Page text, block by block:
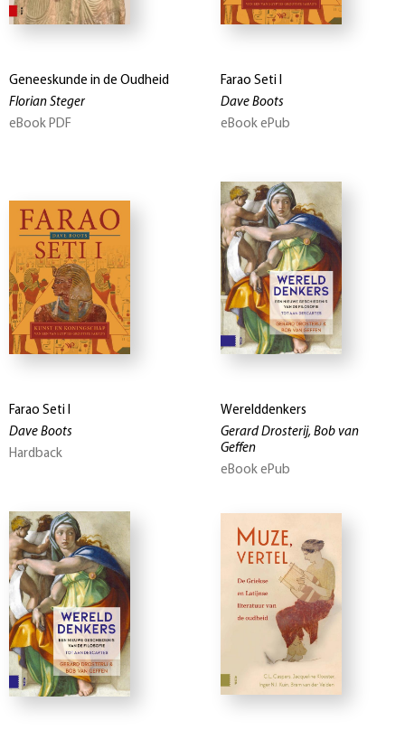
Geneeskunde in de Oudheid
Florian Steger
eBook PDF
Farao Seti I
Dave Boots
eBook ePub
Farao Seti I
Dave Boots
Hardback
Werelddenkers
Gerard Drosterij, Bob van
Geffen
eBook ePub